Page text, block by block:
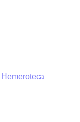
Hemeroteca